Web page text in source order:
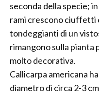
seconda della specie;
rami crescono
tondeggianti di un
rimangono sulla pianta
molto decorativa.
Callicarpa americana
diametro di circa 2-3